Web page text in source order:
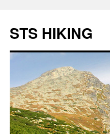
STS HIKING